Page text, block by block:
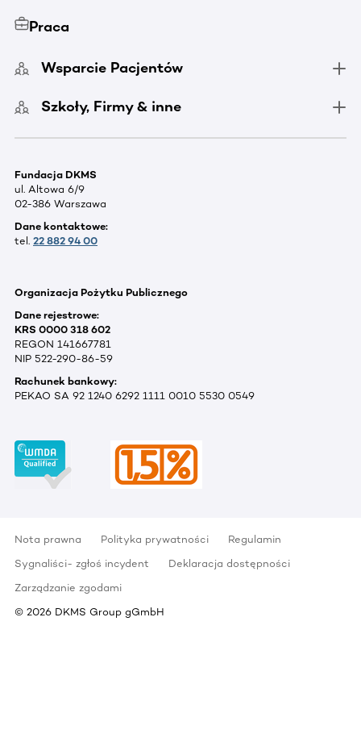
Praca
Wsparcie Pacjentów
Szkoły, Firmy & inne
Fundacja DKMS
ul. Altowa 6/9
02-386 Warszawa
Dane kontaktowe:
tel. 22 882 94 00
Organizacja Pożytku Publicznego
Dane rejestrowe:
KRS 0000 318 602
REGON 141667781
NIP 522-290-86-59
Rachunek bankowy:
PEKAO SA 92 1240 6292 1111 0010 5530 0549
Nota prawna Polityka prywatności
Regulamin
Sygnaliści- zgłoś incydent
Deklaracja dostępności
Zarządzanie zgodami
© 2026 DKMS Group gGmbH